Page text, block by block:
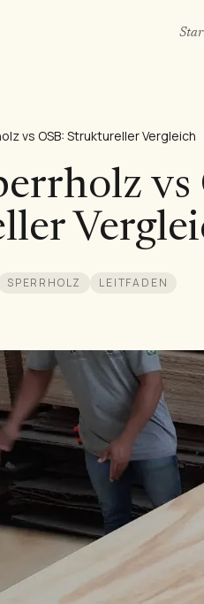
vs OSB: Struktureller Vergleich
vs
SPERRHOLZ LEITFADEN